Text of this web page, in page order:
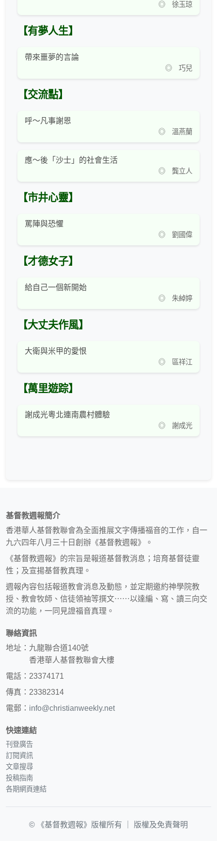
◎ 徐玉琼
【有夢人生】
帶來噩夢的言論
◎ 巧兒
【交流點】
呼～凡事謝恩
◎ 溫燕蘭
應～後「沙士」的社會生活
◎ 龔立人
【市井心靈】
罵陣與恐懼
◎ 劉國偉
【才德女子】
給自己一個新開始
◎ 朱綽婷
【大丈夫作風】
大衛與米甲的愛恨
◎ 區祥江
【萬里遊踪】
謝成光粵北連南農村體驗
◎ 謝成光
基督教週報簡介
香港華人基督教聯會為全面推展文字傳播福音的工作，自一
九六四年八月三十日創辦《基督教週報》。
《基督教週報》的宗旨是報道基督教消息；培育基督徒靈
性；及宣揚基督教真理。
週報內容包括報道教會消息及動態，並定期邀約神學院教
授、教會牧師、信徒領袖等撰文⋯⋯以達編、寫、讀三向交
流的功能，一同見證福音真理。
聯絡資訊
地址：九龍聯合道140號
香港華人基督教聯會大樓
電話：23374171
傳真：23382314
電郵： info@christianweekly.net
快速連結
刊登廣告
訂閱資訊
文章搜尋
投稿指南
各期網頁連結
© 《基督教週報》版權所有 ｜ 版權及免責聲明